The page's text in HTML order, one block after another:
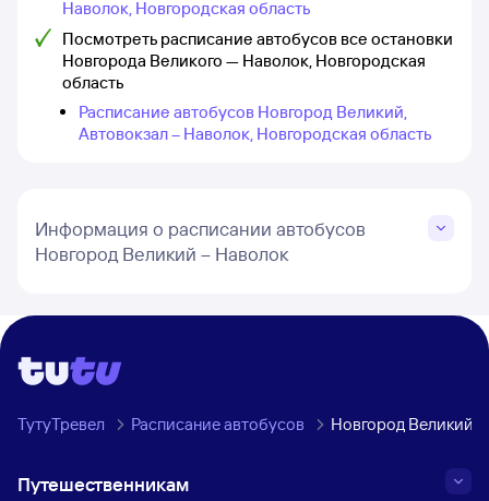
Наволок, Новгородская область
Посмотреть расписание автобусов все остановки
Новгорода Великого — Наволок, Новгородская
область
Расписание автобусов Новгород Великий,
Автовокзал – Наволок, Новгородская область
Информация о расписании автобусов
Новгород Великий – Наволок
ТутуТревел Расписание автобусов Новгород Великий
Путешественникам